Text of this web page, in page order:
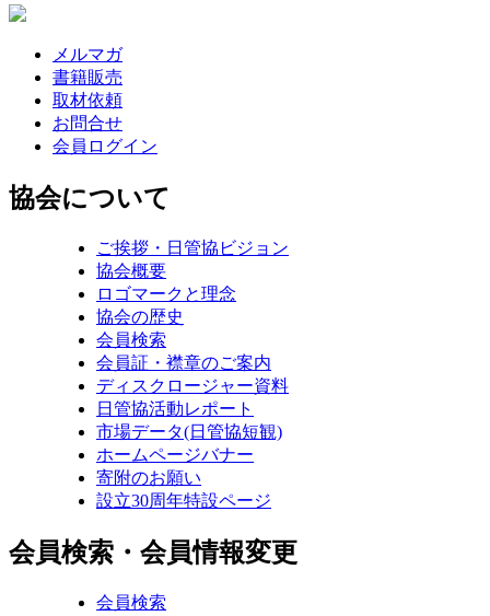
メルマガ
書籍販売
取材依頼
お問合せ
会員ログイン
協会について
ご挨拶・日管協ビジョン
協会概要
ロゴマークと理念
協会の歴史
会員検索
会員証・襟章のご案内
ディスクロージャー資料
日管協活動レポート
市場データ(日管協短観)
ホームページバナー
寄附のお願い
設立30周年特設ページ
会員検索・会員情報変更
会員検索